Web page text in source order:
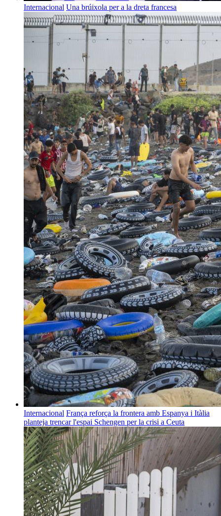
Internacional Una brúixola per a la dreta francesa
Internacional França reforça la frontera amb Espanya i Itàlia
planteja trencar l'espai Schengen per la crisi a Ceuta